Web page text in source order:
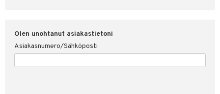
Olen unohtanut asiakastietoni
Asiakasnumero/Sähköposti